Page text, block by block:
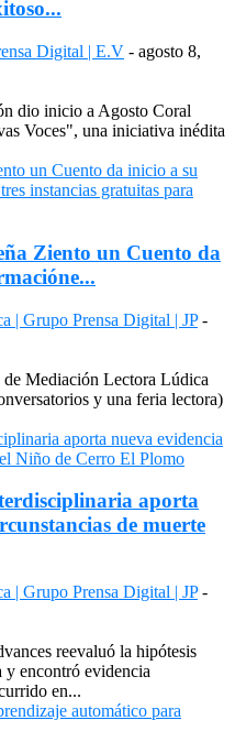
Digital | E.V - agosto 8,
dio inicio a Agosto Coral
Voces", una iniciativa inédita
Ziento un Cuento da
| Grupo Prensa Digital | JP -
Mediación Lectora Lúdica
y una feria lectora)
aporta
de muerte
| Grupo Prensa Digital | JP -
reevaluó la hipótesis
encontró evidencia
en...